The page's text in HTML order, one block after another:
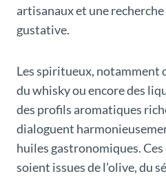
artisanaux et une recherche
gustative.
Les spiritueux, notamment
du whisky ou encore des
des profils aromatiques
dialoguent
huiles gastronomiques. Ces
soient issues de l’olive, du